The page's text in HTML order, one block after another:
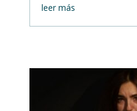
leer más